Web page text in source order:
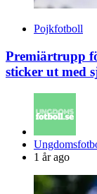
Pojkfotboll
Premiärtrupp
sticker ut med
Posted
by
1 år ago